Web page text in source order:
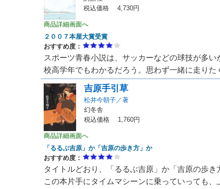
税込価格 4,730円
商品詳細画面へ
２００７本屋大賞受賞
おすすめ度：
スポーツ青春小説は、サッカーなどの球技が多
校高学年でもわかるだろう。思わず一緒に走り
吉原手引草
松井今朝子／著
幻冬舎
税込価格 1,760円
商品詳細画面へ
「るるぶ吉原」か「吉原の歩き方」か
おすすめ度：
タイトルどおり、「るるぶ吉原」か「吉原の歩
この本片手にタイムマシーンに乗っていっても